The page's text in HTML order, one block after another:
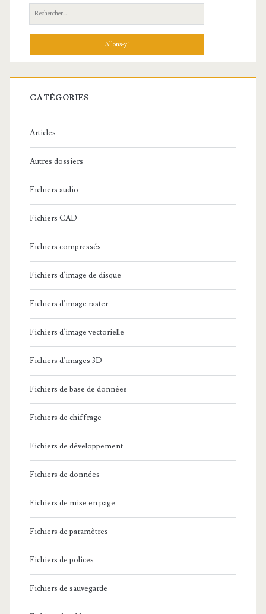
R
e
h
r
c
:
CATÉGORIES
Articles
Autres dossiers
Fichiers audio
Fichiers CAD
Fichiers compressés
Fichiers d'image de disque
Fichiers d'image raster
Fichiers d'image vectorielle
Fichiers d'images 3D
Fichiers de base de données
Fichiers de chiffrage
Fichiers de développement
Fichiers de données
Fichiers de mise en page
Fichiers de paramètres
Fichiers de polices
Fichiers de sauvegarde